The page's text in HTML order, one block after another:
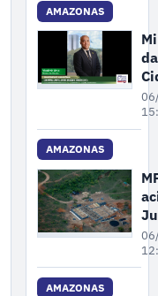
AMAZONAS
da
de
AMAZONAS
AMAZONAS